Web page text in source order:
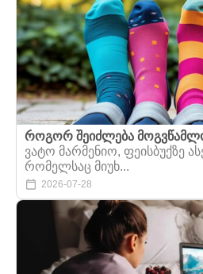
როგორ შეიძლება
ვატო მარმენიო, ფეისბუქზე
რომელსაც მიუხ...
2026-07-28